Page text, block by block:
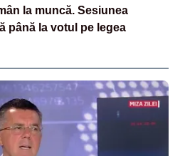
la muncă. Sesiunea
până la votul pe legea